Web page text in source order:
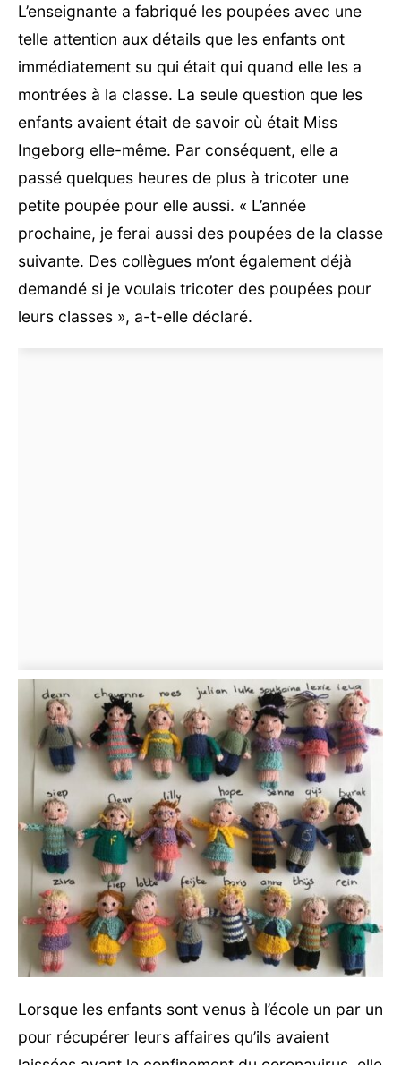
L’enseignante a fabriqué les poupées avec une
telle attention aux détails que les enfants ont
immédiatement su qui était qui quand elle les a
montrées à la classe. La seule question que les
enfants avaient était de savoir où était Miss
Ingeborg elle-même. Par conséquent, elle a
passé quelques heures de plus à tricoter une
petite poupée pour elle aussi. « L’année
prochaine, je ferai aussi des poupées de la classe
suivante. Des collègues m’ont également déjà
demandé si je voulais tricoter des poupées pour
leurs classes », a-t-elle déclaré.
Lorsque les enfants sont venus à l’école un par un
pour récupérer leurs affaires qu’ils avaient